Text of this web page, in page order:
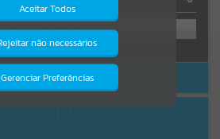
Por favor, aguarde...
OU
se|Recuperar Senha
ACESSAR SEM LOGIN
Aceitar Todos
não necessários
Gerenciar Preferências
diversos recursos
poderão não estar